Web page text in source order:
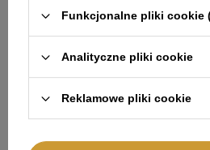
Black 40 - 800 m³/h
5 399,00 zł
40
3
Funkcjonalne pliki cookie
Analityczne pliki cookie
Reklamowe pliki cookie